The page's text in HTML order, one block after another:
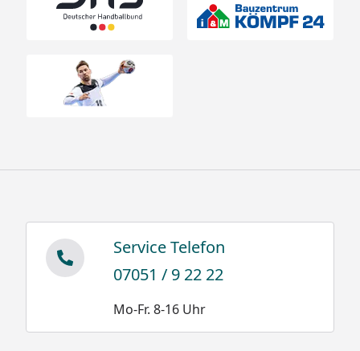
folgender Hinweis:
Das Zustandekommen kritischer Schneemengen
ist aus drei Gründen praktisch auszuschließen.
XIMAX Carports sind gut unterlüftete
Trotzdem empfehlen wir das Dach spätestens kurz
vor Erreichen des angegebenen Schneelastwertes
zu räumen.
Service Telefon
07051 / 9 22 22
Mo-Fr. 8-16 Uhr